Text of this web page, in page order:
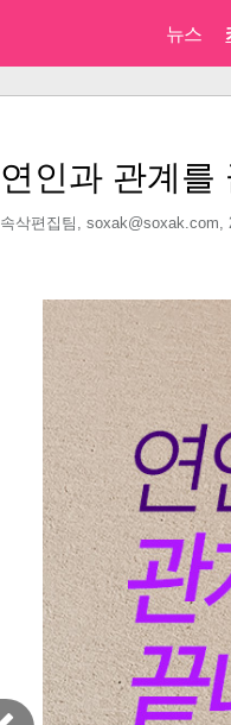
뉴스
연인과 관계를
속삭편집팀, soxak@soxak.com,